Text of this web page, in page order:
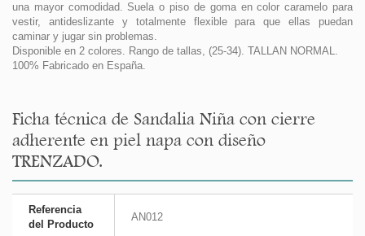
una mayor comodidad. Suela o piso de goma en color caramelo para
vestir, antideslizante y totalmente flexible para que ellas puedan
caminar y jugar sin problemas.
Disponible en 2 colores. Rango de tallas, (25-34). TALLAN NORMAL.
100% Fabricado en España.
Ficha técnica de Sandalia Niña con cierre
adherente en piel napa con diseño
TRENZADO.
Referencia
del Producto
AN012